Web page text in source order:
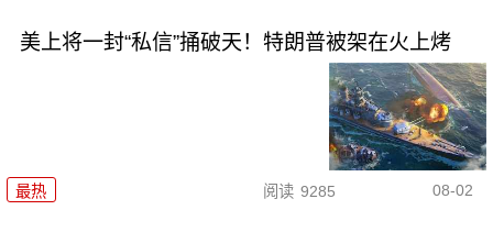
美上将一封“私信”捅破天！特朗普被架在火上烤
最热 阅读 9285 08-02